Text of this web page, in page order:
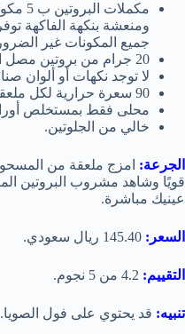
مكملات البروتين ب
5
ومنعشة بنكهة الفاكهة
جميع المكونات غير
20 جرام من بروتين مصل اللبن المعزل.
لا توجد نكهات أو ألوان
90 سعرة حرارية لكل ملعقة.
محلى فقط بمستخلص
خالي من الجلوتين.
الجرعة: امزج ملعقة من
قويًا وشاهد مشروب البروتين
عينيك مباشرة.
السعر: 145.40 ريال سعودي.
التقييم: 4.2 من 5 نجوم.
تنبيه: قد يحتوي على فول الصويا.